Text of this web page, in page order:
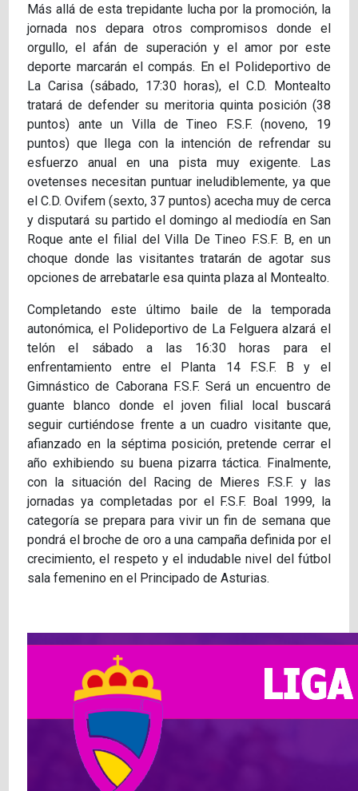
Más allá de esta trepidante lucha por la promoción, la
jornada nos depara otros compromisos donde el
orgullo, el afán de superación y el amor por este
deporte marcarán el compás. En el Polideportivo de
La Carisa (sábado, 17:30 horas), el C.D. Montealto
tratará de defender su meritoria quinta posición (38
puntos) ante un Villa de Tineo F.S.F. (noveno, 19
puntos) que llega con la intención de refrendar su
esfuerzo anual en una pista muy exigente. Las
ovetenses necesitan puntuar ineludiblemente, ya que
el C.D. Ovifem (sexto, 37 puntos) acecha muy de cerca
y disputará su partido el domingo al mediodía en San
Roque ante el filial del Villa De Tineo F.S.F. B, en un
choque donde las visitantes tratarán de agotar sus
opciones de arrebatarle esa quinta plaza al Montealto.
Completando este último baile de la temporada
autonómica, el Polideportivo de La Felguera alzará el
telón el sábado a las 16:30 horas para el
enfrentamiento entre el Planta 14 F.S.F. B y el
Gimnástico de Caborana F.S.F. Será un encuentro de
guante blanco donde el joven filial local buscará
seguir curtiéndose frente a un cuadro visitante que,
afianzado en la séptima posición, pretende cerrar el
año exhibiendo su buena pizarra táctica. Finalmente,
con la situación del Racing de Mieres F.S.F. y las
jornadas ya completadas por el F.S.F. Boal 1999, la
categoría se prepara para vivir un fin de semana que
pondrá el broche de oro a una campaña definida por el
crecimiento, el respeto y el indudable nivel del fútbol
sala femenino en el Principado de Asturias.